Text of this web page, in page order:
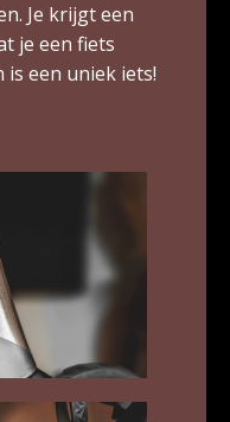
Je krijgt een
je een fiets
een uniek iets!